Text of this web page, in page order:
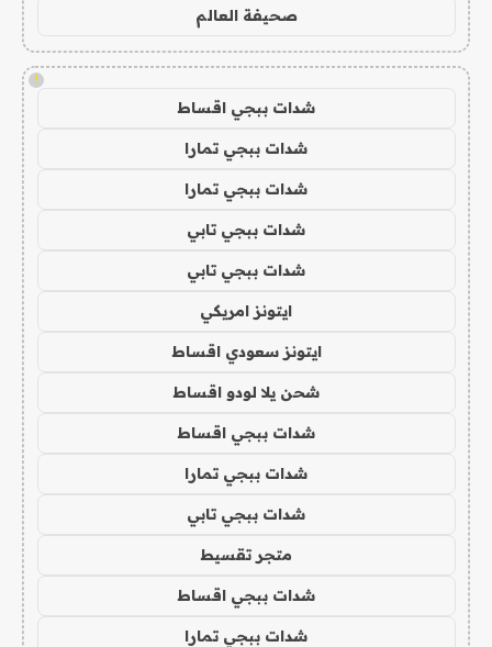
صحيفة العالم
!
شدات ببجي اقساط
شدات ببجي تمارا
شدات ببجي تمارا
شدات ببجي تابي
شدات ببجي تابي
ايتونز امريكي
ايتونز سعودي اقساط
شحن يلا لودو اقساط
شدات ببجي اقساط
شدات ببجي تمارا
شدات ببجي تابي
متجر تقسيط
شدات ببجي اقساط
شدات ببجي تمارا